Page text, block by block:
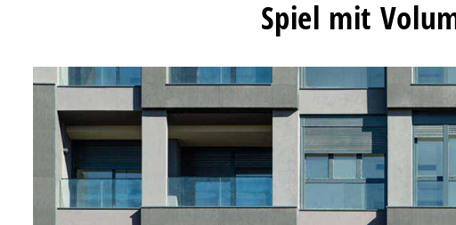
Spiel mit